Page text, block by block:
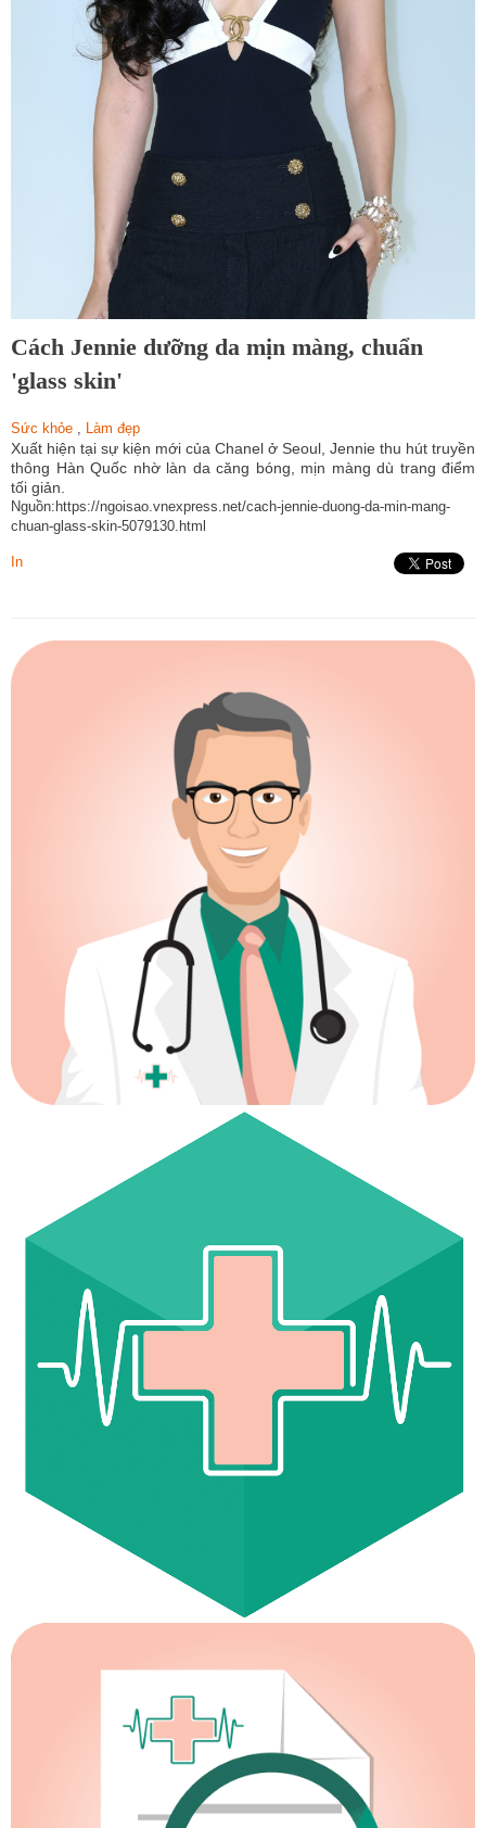
Cách Jennie dưỡng da mịn màng, chuẩn
'glass skin'
Sức khỏe , Làm đẹp
Xuất hiện tại sự kiện mới của Chanel ở Seoul, Jennie thu hút truyền
thông Hàn Quốc nhờ làn da căng bóng, mịn màng dù trang điểm
tối giản.
Nguồn:https://ngoisao.vnexpress.net/cach-jennie-duong-da-min-mang-
chuan-glass-skin-5079130.html
In